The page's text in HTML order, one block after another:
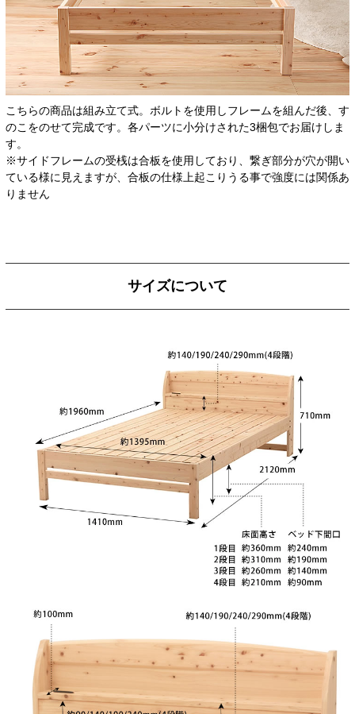
こちらの商品は組み立て式。ボルトを使用しフレームを組んだ後、す
のこをのせて完成です。各パーツに小分けされた3梱包でお届けしま
す。
※サイドフレームの受桟は合板を使用しており、繋ぎ部分が穴が開い
ている様に見えますが、合板の仕様上起こりうる事で強度には関係あ
りません
サイズについて